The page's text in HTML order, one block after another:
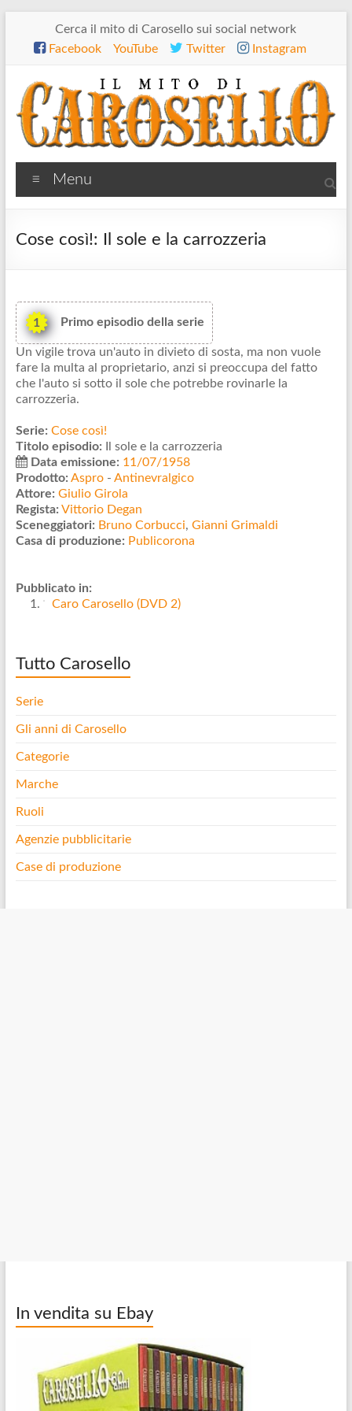
contenuto
Cerca il mito di Carosello sui social network
Facebook
YouTube Twitter Instagram
Il
mito
di
Menu
Cose così!: Il sole e la carrozzeria
1 Primo episodio della serie
Un vigile trova un'auto in divieto di sosta, ma non vuole
fare la multa al proprietario, anzi si preoccupa del fatto
che l'auto si sotto il sole che potrebbe rovinarle la
carrozzeria.
Serie: Cose così!
Titolo episodio: Il sole e la carrozzeria
Data emissione: 11/07/1958
Prodotto: Aspro- Antinevralgico
Attore: Giulio Girola
Regista: Vittorio Degan
Sceneggiatori: Bruno Corbucci, Gianni Grimaldi
Casa di produzione: Publicorona
Pubblicato in:
Caro Carosello (DVD 2)
Tutto Carosello
Serie
Gli anni di Carosello
Categorie
Marche
Ruoli
Agenzie pubblicitarie
Case di produzione
In vendita su Ebay